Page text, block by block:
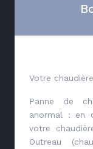
Votre
Panne de
anormal : en
votre
Outreau